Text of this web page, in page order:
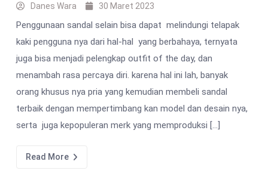
Danes Wara 30 Maret 2023
Penggunaan sandal selain bisa dapat melindungi telapak
kaki pengguna nya dari hal-hal yang berbahaya, ternyata
juga bisa menjadi pelengkap outfit of the day, dan
menambah rasa percaya diri. karena hal ini lah, banyak
orang khusus nya pria yang kemudian membeli sandal
terbaik dengan mempertimbang kan model dan desain nya,
serta juga kepopuleran merk yang memproduksi […]
Read More